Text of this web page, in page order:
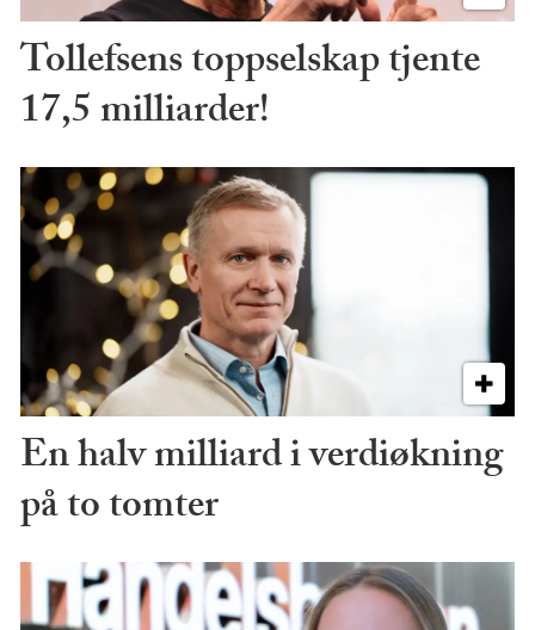
Tollefsens toppselskap tjente
17,5 milliarder!
En halv milliard i verdiøkning
på to tomter